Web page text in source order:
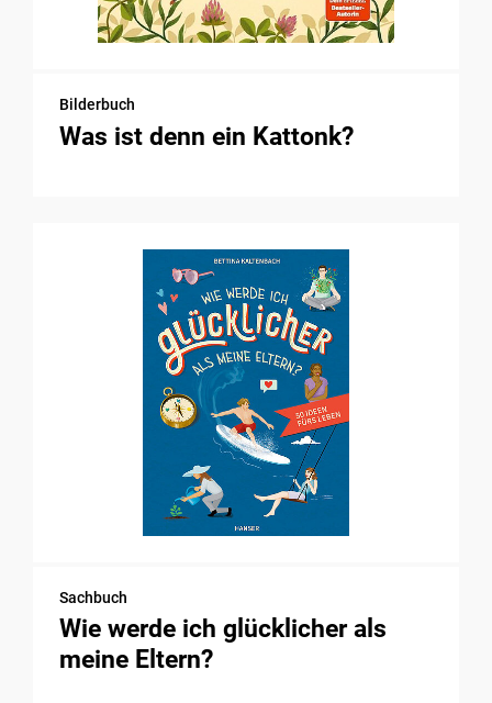
Bilderbuch
Was ist denn ein Kattonk?
Sachbuch
Wie werde ich glücklicher als
meine Eltern?